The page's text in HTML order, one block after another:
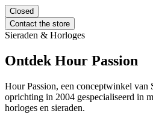
Closed
Contact the store
Sieraden & Horloges
Ontdek Hour Passion
Hour Passion, een conceptwinkel van
oprichting in 2004 gespecialiseerd in
horloges en sieraden.